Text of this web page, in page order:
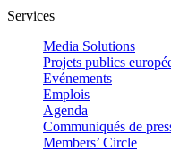
Services
Media Solutions
Projets publics
Evénements
Emplois
Agenda
Communiqués de
Members’ Circle